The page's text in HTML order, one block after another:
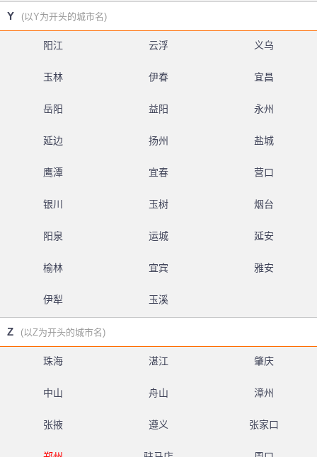
Y (以Y为开头的城市名)
阳江 云浮 义乌
玉林 伊春 宜昌
岳阳 益阳 永州
延边 扬州 盐城
鹰潭 宜春 营口
银川 玉树 烟台
阳泉 运城 延安
榆林 宜宾 雅安
伊犁 玉溪
Z (以Z为开头的城市名)
珠海 湛江 肇庆
中山 舟山 漳州
张掖 遵义 张家口